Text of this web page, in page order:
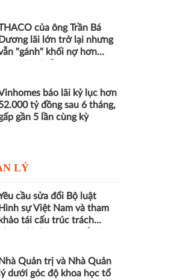
của ông Trần Bá
Dương lãi lớn trở lại nhưng
"gánh" khối nợ hơn
báo lãi kỷ lục hơn
tỷ đồng sau 6 tháng,
gần 5 lần cùng kỳ
LÝ
cầu sửa đổi Bộ luật
Hình sự Việt Nam và tham
khảo tái cấu trúc trách
tạo
Nhà Quản trị và Nhà Quản
lý dưới góc độ khoa học tổ